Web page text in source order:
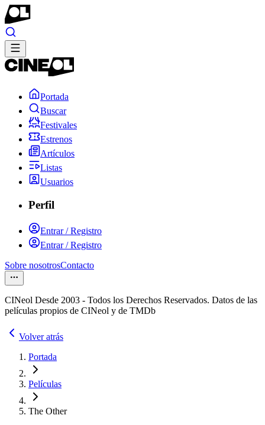
Portada
Buscar
Festivales
Estrenos
Artículos
Listas
Usuarios
Perfil
Entrar / Registro
Entrar / Registro
Sobre nosotrosContacto
CINeol Desde 2003 - Todos los Derechos Reservados. Datos de las
películas propios de CINeol y de TMDb
Volver atrás
Portada
Películas
The Other